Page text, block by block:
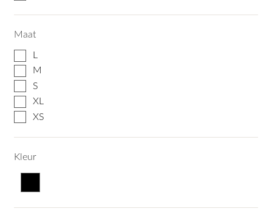
Maat
M
S
XL
XS
Kleur